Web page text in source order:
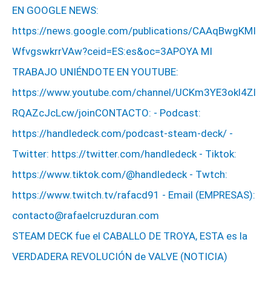
STEAM DECK fue el CABALLO DE TROYA, ESTA es la
VERDADERA REVOLUCIÓN de VALVE (NOTICIA)